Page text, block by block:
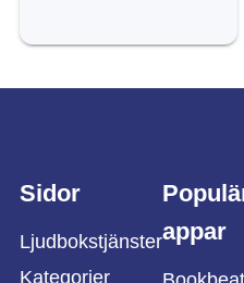
Sidor
Ljudbokstjänster
Kategorier
appar